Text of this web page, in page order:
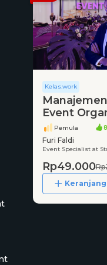
Kelas.work
Event
Pemula
Furi Faldi
Event Specialist at
Rp49.000
Keranjang